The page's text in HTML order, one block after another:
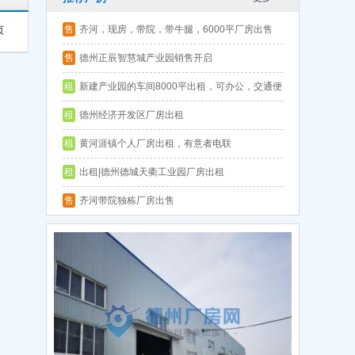
售 齐河，现房，带院，带牛腿，6000平厂房出售
层高9.5
售 德州正辰智慧城产业园销售开启
租 新建产业园的车间8000平出租，可办公，交通便
利
租 德州经济开发区厂房出租
租 黄河涯镇个人厂房出租，有意者电联
租 出租|德州德城天衢工业园厂房出租
售 齐河带院独栋厂房出售